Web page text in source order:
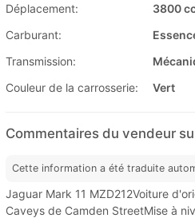
Déplacement:
3800
Carburant:
Transmission:
Couleur de la carrosserie:
Vert
Commentaires du vendeur
Cette information a été traduite
Jaguar Mark 11 MZD212Voiture
Caveys de Camden StreetMise à